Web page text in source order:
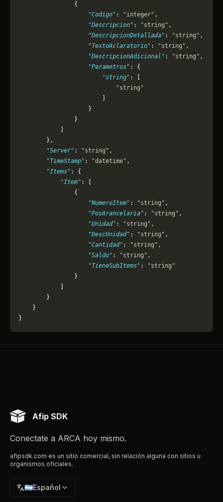
                {
                    "Codigo"
: "integer" ,
                    "Descripcion"
: "string" ,
                    "DescripcionDetallada"
: "string" ,
                    "TextoAclaratorio"
: "string" ,
                    "DescripcionAdicional"
: "string" ,
                    "Parametros"
: {
                        "string"
: [
                            "string"
                    }
                }
        },
        "Server"
: "string" ,
        "TimeStamp"
: "datetime" ,
        "Items"
: {
            "Item"
: [
                {
                    "NumeroItem"
: "string" ,
                    "PosArancelaria"
: "string" ,
                    "Unidad"
: "string" ,
                    "DescUnidad"
: "string" ,
                    "Cantidad"
: "string" ,
                    "Saldo"
: "string" ,
                    "TieneSubItems"
:
"string"
                }
        }
    }
}
Afip SDK
Conectate a ARCA hoy mismo.
afipsdk.com es un sitio comercial, sin relación alguna con sitios u
organismos oficiales.
🇦🇷Español